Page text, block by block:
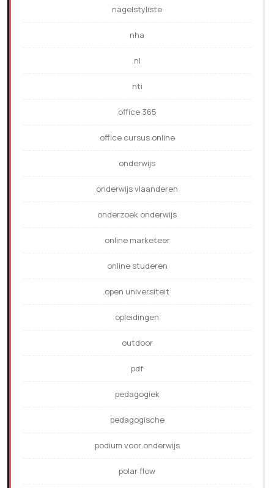
nagelstyliste
nha
nl
nti
office 365
office cursus online
onderwijs
onderwijs vlaanderen
onderzoek onderwijs
online marketeer
online studeren
open universiteit
opleidingen
outdoor
pdf
pedagogiek
pedagogische
podium voor onderwijs
polar flow